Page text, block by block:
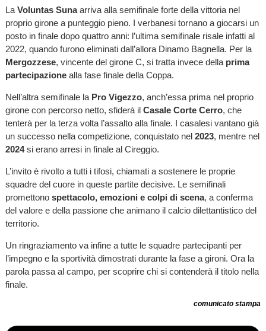
La Voluntas Sunaarriva alla semifinale forte della vittoria nel
proprio girone a punteggio pieno. I verbanesi tornano a giocarsi un
posto in finale dopo quattro anni: l’ultima semifinale risale infatti al
2022, quando furono eliminati dall’allora Dinamo Bagnella. Per la
Mergozzese, vincente del girone C, si tratta invece della prima
partecipazionealla fase finale della Coppa.
Nell’altra semifinale la Pro Vigezzo, anch’essa prima nel proprio
girone con percorso netto, sfiderà il Casale Corte Cerro, che
tenterà per la terza volta l’assalto alla finale. I casalesi vantano già
un successo nella competizione, conquistato nel 2023, mentre nel
2024si erano arresi in finale al Cireggio.
L’invito è rivolto a tutti i tifosi, chiamati a sostenere le proprie
squadre del cuore in queste partite decisive. Le semifinali
promettono spettacolo, emozioni e colpi di scena, a conferma
del valore e della passione che animano il calcio dilettantistico del
territorio.
Un ringraziamento va infine a tutte le squadre partecipanti per
l’impegno e la sportività dimostrati durante la fase a gironi. Ora la
parola passa al campo, per scoprire chi si contenderà il titolo nella
finale.
comunicato stampa